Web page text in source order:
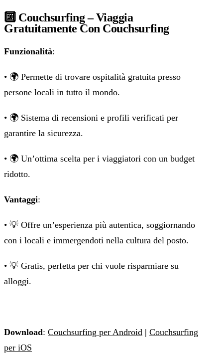
🔟 Couchsurfing – Viaggia
Gratuitamente Con Couchsurfing
Funzionalità:
• 🌍 Permette di trovare ospitalità gratuita presso
persone locali in tutto il mondo.
• 🌍 Sistema di recensioni e profili verificati per
garantire la sicurezza.
• 🌍 Un’ottima scelta per i viaggiatori con un budget
ridotto.
Vantaggi:
• 💡 Offre un’esperienza più autentica, soggiornando
con i locali e immergendoti nella cultura del posto.
• 💡 Gratis, perfetta per chi vuole risparmiare su
alloggi.
Download: Couchsurfing per Android | Couchsurfing
per iOS